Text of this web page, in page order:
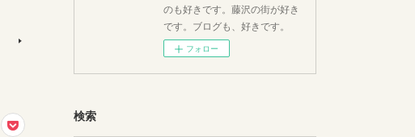
のも好きです。藤沢の街が好き
です。ブログも、好きです。
フォロー
検索